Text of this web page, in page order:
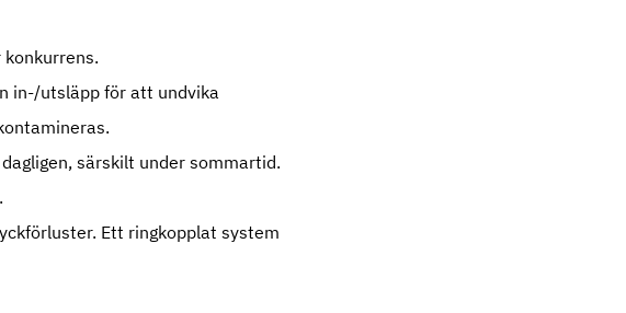
in-/utsläpp för att undvika
särskilt under sommartid.
Ett ringkopplat system